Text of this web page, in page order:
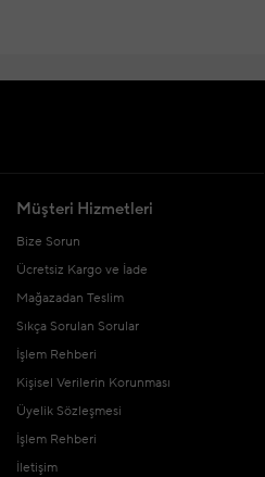
Müşteri Hizmetleri
Bize Sorun
Ücretsiz Kargo ve İade
Mağazadan Teslim
Sıkça Sorulan Sorular
İşlem Rehberi
Kişisel Verilerin Korunması
Üyelik Sözleşmesi
İşlem Rehberi
İletişim